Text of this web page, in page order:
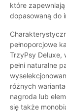
które
dopasowaną do
pełnoporcjowe
TrzyPsy Deluxe,
pełni naturalne
różnych
nagroda lub
się także